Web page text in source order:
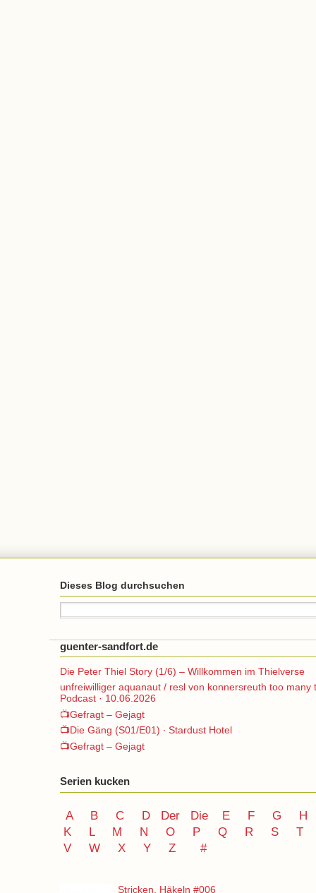
Dieses Blog durchsuchen
guenter-sandfort.de
Die Peter Thiel Story (1/6) – Willkommen im Thielverse
unfreiwilliger aquanaut / resl von konnersreuth too many
Podcast · 10.06.2026
📺Gefragt – Gejagt
📺Die Gäng (S01/E01) ∙ Stardust Hotel
📺Gefragt – Gejagt
Serien kucken
A B C D Der Die E F G
H
K
L M N O P Q R S
T
V
W X Y Z #
Stricken, Häkeln #006